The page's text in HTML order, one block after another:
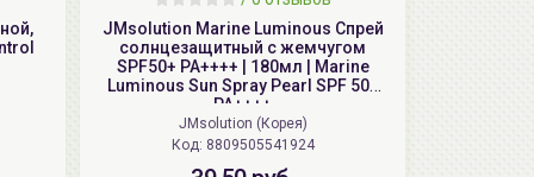
JMsolution Marine Luminous Спрей
солнцезащитный с жемчугом
SPF50+ PA++++ | 180мл | Marine
Luminous Sun Spray Pearl SPF 50+
PA++++
JMsolution (Корея)
Код: 8809505541924